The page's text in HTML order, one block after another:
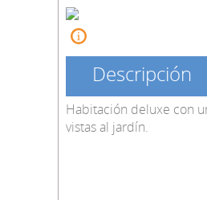
Descripción
Habitación deluxe con
vistas al jardín.